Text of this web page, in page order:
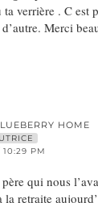
verrière . C est
Merci
HOME
10:29 PM
qui nous
la retraite